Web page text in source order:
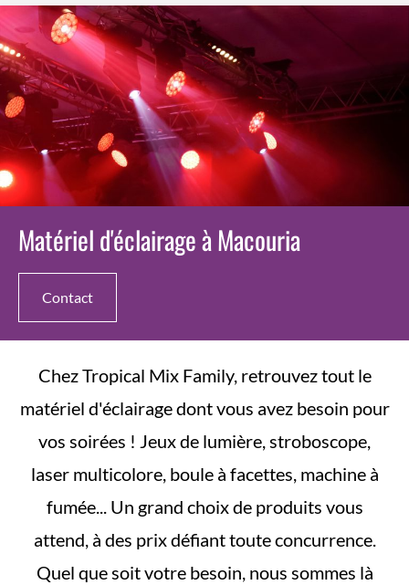
Matériel d'éclairage à Macouria
Contact
Chez Tropical Mix Family, retrouvez tout le
matériel d'éclairage dont vous avez besoin pour
vos soirées ! Jeux de lumière, stroboscope,
laser multicolore, boule à facettes, machine à
fumée... Un grand choix de produits vous
attend, à des prix défiant toute concurrence.
Quel que soit votre besoin, nous sommes là